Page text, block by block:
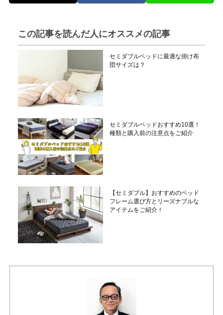
この記事を読んだ人にオススメの記事
セミダブルベッドに最適な掛け布
団サイズは？
セミダブルベッドおすすめ10選！
種類と購入前の注意点をご紹介
【セミダブル】おすすめのベッド
フレーム選び方とリーズナブルな
アイテムをご紹介！